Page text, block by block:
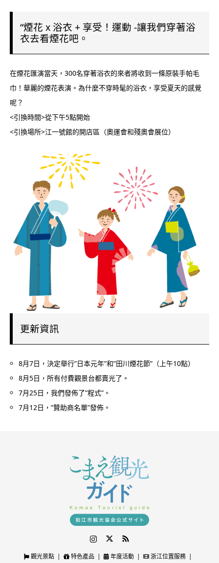
“煙花 x 浴衣 + 享受！運動 -讓我們穿著浴
衣去看煙花吧。
在煙花匯演當天，300名穿著浴衣的來者將收到一條原裝手帕毛
巾！華麗的煙花表演。為什麼不穿時髦的浴衣，享受夏天的感覺
呢？
<引換時間>從下午5點開始
<引換場所>江一號館的開店區（奧運會和殘奧會展位）
更新資訊
8月7日，決定舉行”日本元年”和”田川煙花節”（上午10點）
8月5日，所有付費觀景台都賣光了。
7月25日，我們發佈了”程式”。
7月12日，”贊助商名單”發佈。
觀光景點 特色產品 年度活動 浙江位置服務